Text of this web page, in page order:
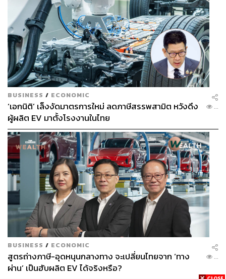
BUSINESS / ECONOMIC
‘เอกนิติ’ เล็งงัดมาตรการใหม่ ลดภาษีสรรพสามิต หวังดึง
ผู้ผลิต EV มาตั้งโรงงานในไทย
...
BUSINESS / ECONOMIC
สูตรถ่างภาษี-อุดหนุนกลางทาง จะเปลี่ยนไทยจาก ‘ทาง
ผ่าน’ เป็นฮับผลิต EV ได้จริงหรือ?
...